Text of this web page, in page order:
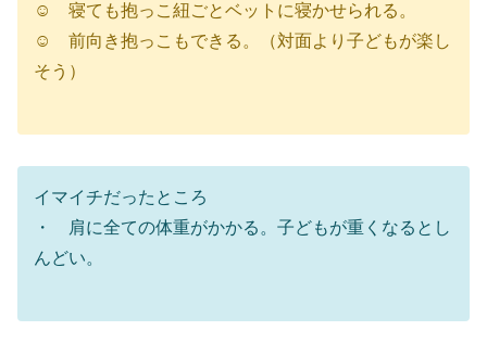
☺︎ 寝ても抱っこ紐ごとベットに寝かせられる。
☺︎ 前向き抱っこもできる。（対面より子どもが楽し
そう）
イマイチだったところ
・ 肩に全ての体重がかかる。子どもが重くなるとし
んどい。